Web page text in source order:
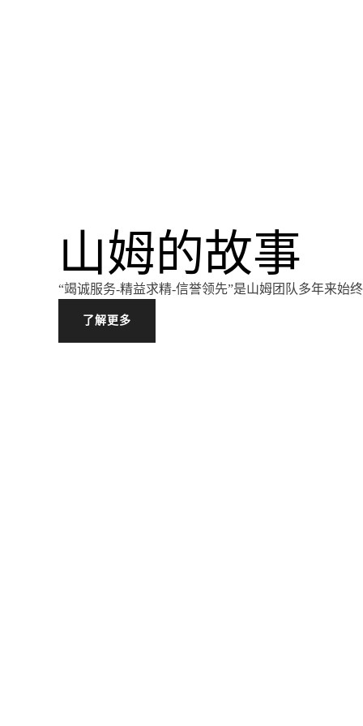
山姆的故事
“竭诚服务-精益求精-信誉领先”是山姆团队多年来始
了解更多